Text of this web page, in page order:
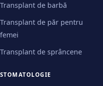
Transplant de barbă
Transplant de păr pentru
femei
Transplant de sprâncene
STOMATOLOGIE